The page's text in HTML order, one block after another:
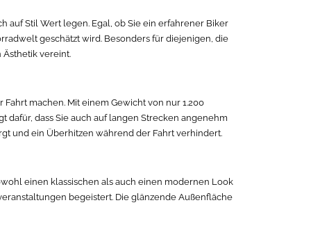
auf Stil Wert legen. Egal, ob Sie ein erfahrener Biker
geschätzt wird. Besonders für diejenigen, die
Ästhetik vereint.
machen. Mit einem Gewicht von nur 1.200
dass Sie auch auf langen Strecken angenehm
und ein Überhitzen während der Fahrt verhindert.
einen klassischen als auch einen modernen Look
begeistert. Die glänzende Außenfläche